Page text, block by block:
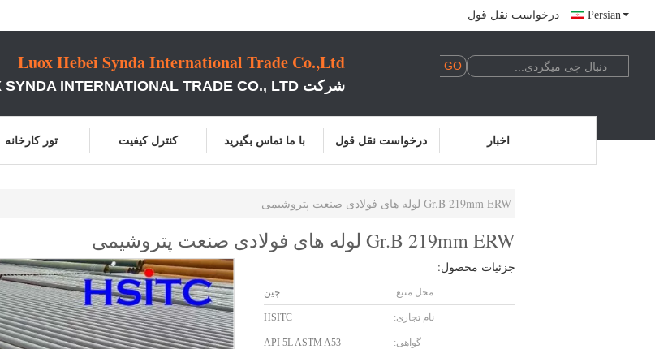
درخواست نقل قول Persian
Luox Hebei Synda International Trade Co.,Ltd
شرکت LUOX SYNDA INTERNATIONAL TRADE CO., LTD
تور کارخانه کنترل کیفیت با ما تماس بگیرید درخواست نقل قول اخبار
Gr.B 219mm ERW لوله های فولادی صنعت پتروشیمی
Gr.B 219mm ERW لوله های فولادی صنعت پتروشیمی
جزئیات محصول:
محل منبع: چین
نام تجاری: HSITC
گواهی: API 5L ASTM A53